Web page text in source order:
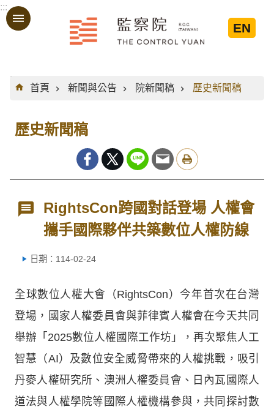
跳到主要內容區塊
:::
EN
:::
首頁
新聞與公告 院新聞稿 歷史新聞稿
歷史新聞稿
RightsCon跨國對話登場 人權會
攜手國際夥伴共築數位人權防線
日期：114-02-24
全球數位人權大會（RightsCon）今年首次在台灣
登場，國家人權委員會與菲律賓人權會在今天共同
舉辦「2025數位人權國際工作坊」，再次聚焦人工
智慧（AI）及數位安全威脅帶來的人權挑戰，吸引
丹麥人權研究所、澳洲人權委員會、日內瓦國際人
道法與人權學院等國際人權機構參與，共同探討數